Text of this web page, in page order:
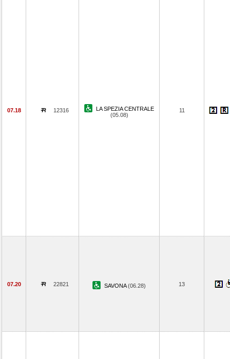
07.18 12316
LA SPEZIA CENTRALE
(05.08)
11
07.20 22821 SAVONA(06.28) 13